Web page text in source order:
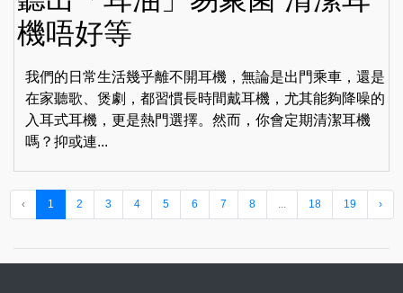
機唔好等
我們的日常生活幾乎離不開耳機，無論是出門乘車，還是
在家聽歌、煲劇，都習慣長時間戴耳機，尤其能夠降噪的
入耳式耳機，更是熱門選擇。然而，你會定期清潔耳機
嗎？抑或連...
‹ 1 2 3 4 5 6 7 8 18 19 ›